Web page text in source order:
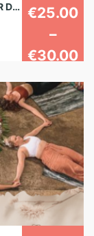
FRAUENKREIS – RAUM UND ZEIT NUR FÜR DICH
€25.00
–
€30.00